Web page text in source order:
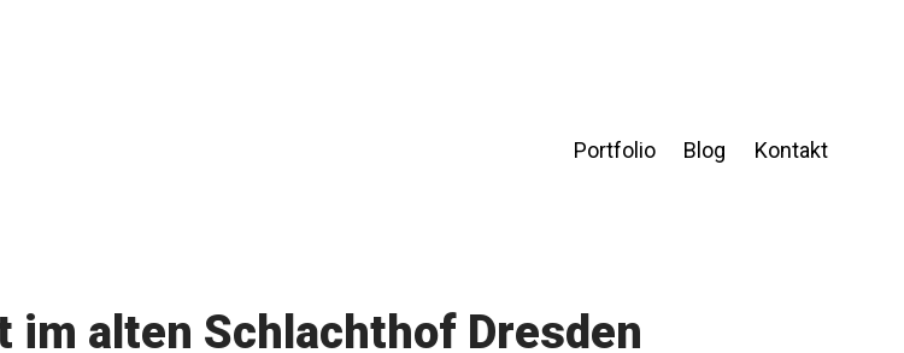
Portfolio Blog Kontakt
im alten Schlachthof Dresden